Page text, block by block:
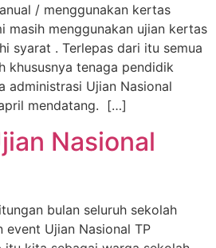
/ menggunakan kertas
masih menggunakan ujian kertas
syarat . Terlepas dari itu semua
khususnya tenaga pendidik
administrasi Ujian Nasional
mendatang. […]
Nasional
bulan seluruh sekolah
event Ujian Nasional TP